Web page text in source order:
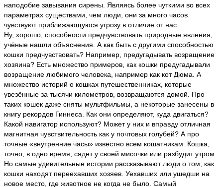
наподобие завывания сирены. Являясь более чуткими во всех
параметрах существами, чем люди, они за много часов
чувствуют приближающуюся угрозу в отличие от нас.
Ну, хорошо, способности предчувствовать природные явления,
учёные нашли объяснения. А как быть с другими способностью
кошки предчувствовать? Например, предугадывать возращение
хозяина? Есть множество примеров, как кошки предугадывали
возращение любимого человека, например как кот Дюма. А
множество историй о кошках путешественниках, которые
увезённые за тысячи километров, возвращаются домой. Про
таких кошек даже сняты мультфильмы, а некоторые занесены в
книгу рекордов Гиннеса. Как они определяют, куда двигаться?
Какой навигатор используют? Может у них и вправду отличная
магнитная чувствительность как у почтовых голубей? А про
точные «внутренние часы» известно всем кошатникам. Кошка,
точно, в одно время, сядет у своей мисочки или разбудит утром.
Но самые удивительные истории рассказывают люди о том, как
кошки находят переехавших хозяев. Уехавших или ушедши на
новое место, где животное не когда не было. Самый